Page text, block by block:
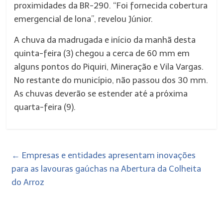
proximidades da BR-290. “Foi fornecida cobertura
emergencial de lona”, revelou Júnior.
A chuva da madrugada e início da manhã desta
quinta-feira (3) chegou a cerca de 60 mm em
alguns pontos do Piquiri, Mineração e Vila Vargas.
No restante do município, não passou dos 30 mm.
As chuvas deverão se estender até a próxima
quarta-feira (9).
← Empresas e entidades apresentam inovações
para as lavouras gaúchas na Abertura da Colheita
do Arroz